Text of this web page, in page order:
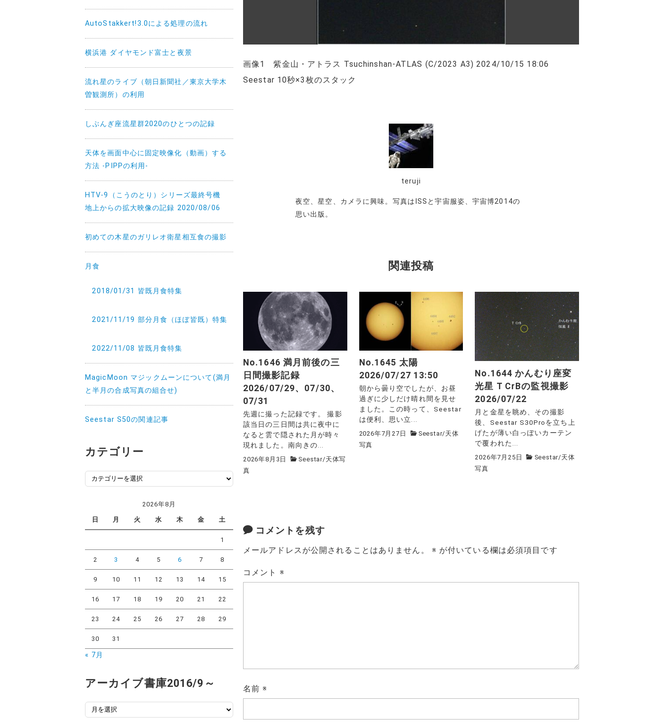
画像1 紫金山・アトラス Tsuchinshan-ATLAS (C/2023 A3) 2024/10/15 18:06
Seestar 10秒×3枚のスタック
teruji
夜空、星空、カメラに興味。写真はISSと宇宙服姿、宇宙博2014の
思い出版。
関連投稿
No.1646 満月前後の三
日間撮影記録
2026/07/29、07/30、
07/31
先週に撮った記録です。 撮影
該当日の三日間は共に夜中に
なると雲で隠された月が時々
現れました。南向きの...
2026年8月3日 Seestar/天体写
真
No.1645 太陽
2026/07/27 13:50
朝から曇り空でしたが、お昼
過ぎに少しだけ晴れ間を見せ
ました。この時って、Seestar
は便利、思い立...
2026年7月27日 Seestar/天体
写真
No.1644 かんむり座変
光星 T CrBの監視撮影
2026/07/22
月と金星を眺め、その撮影
後、Seestar S30Proを立ち上
げたが薄い白っぽいカーテン
で覆われた...
2026年7月25日 Seestar/天体
写真
コメントを残す
メールアドレスが公開されることはありません。 ※ が付いている欄は必須項目です
コメント ※
名前※
AutoStakkert!3.0による処理の流れ
横浜港 ダイヤモンド富士と夜景
流れ星のライブ（朝日新聞社／東京大学木
曽観測所）の利用
しぶんぎ座流星群2020のひとつの記録
天体を画面中心に固定映像化（動画）する
方法 -PIPPの利用-
HTV-9（こうのとり）シリーズ最終号機
地上からの拡大映像の記録 2020/08/06
初めての木星のガリレオ衛星相互食の撮影
月食
2018/01/31 皆既月食特集
2021/11/19 部分月食（ほぼ皆既）特集
2022/11/08 皆既月食特集
MagicMoon マジックムーンについて(満月
と半月の合成写真の組合せ)
Seestar S50の関連記事
カテゴリー
カ
テ
ー
2026年8月
日 月 火 水 木 金 土
1
2 3 4 5 6 7 8
9 10 11 12 13 14 15
16 17 18 19 20 21 22
23 24 25 26 27 28 29
30 31
« 7月
アーカイブ書庫2016/9～